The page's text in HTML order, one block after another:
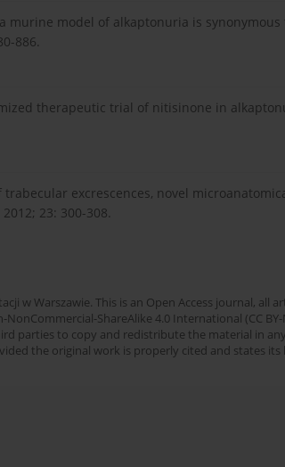
murine model of alkaptonuria is
886.
therapeutic trial of nitisinone in
trabecular excrescences, novel
23: 300-308.
w Warszawie. This is an Open Access journal, all
ShareAlike 4.0 International (CC BY-
parties to copy and redistribute the material in
the original work is properly cited and states its